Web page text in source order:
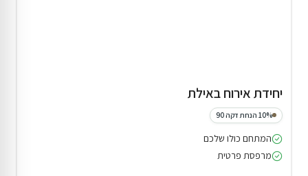
יחידת אירוח באילת
10% הנחת דקה 90
המתחם כולו שלכם
מרפסת פרטית